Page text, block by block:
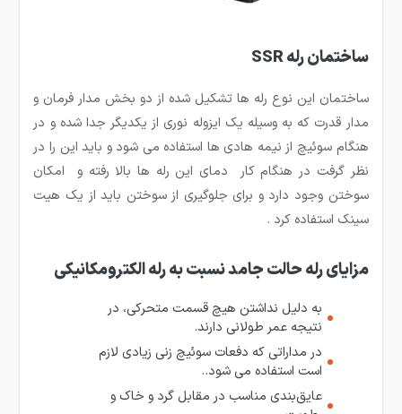
ساختمان رله SSR
ساختمان این نوع رله ها تشکیل شده از دو بخش مدار فرمان و
مدار قدرت که به وسیله یک ایزوله نوری از یکدیگر جدا شده و در
هنگام سوئیچ از نیمه هادی ها استفاده می شود و باید این را در
نظر گرفت در هنگام کار دمای این رله ها بالا رفته و امکان
سوختن وجود دارد و برای جلوگیری از سوختن باید از یک هیت
سینک استفاده کرد .
مزایای رله حالت ‌جامد نسبت به رله الکترومکانیکی
به دلیل نداشتن هیچ قسمت متحرکی، در
نتیجه عمر طولانی دارند.
در مداراتی که دفعات سوئیچ زنی زیادی لازم
است استفاده می شود..
عایق‌بندی مناسب در مقابل گرد و خاک و